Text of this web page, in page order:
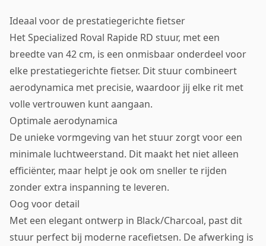
Ideaal voor de prestatiegerichte fietser
Het Specialized Roval Rapide RD stuur, met een
breedte van 42 cm, is een onmisbaar onderdeel voor
elke prestatiegerichte fietser. Dit stuur combineert
aerodynamica met precisie, waardoor jij elke rit met
volle vertrouwen kunt aangaan.
Optimale aerodynamica
De unieke vormgeving van het stuur zorgt voor een
minimale luchtweerstand. Dit maakt het niet alleen
efficiënter, maar helpt je ook om sneller te rijden
zonder extra inspanning te leveren.
Oog voor detail
Met een elegant ontwerp in Black/Charcoal, past dit
stuur perfect bij moderne racefietsen. De afwerking is